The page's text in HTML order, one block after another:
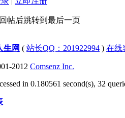
回帖后跳转到最后一页
生网 ( 站长QQ：201922994 ) 在线
2012 Comsenz Inc.
in 0.180561 second(s), 32